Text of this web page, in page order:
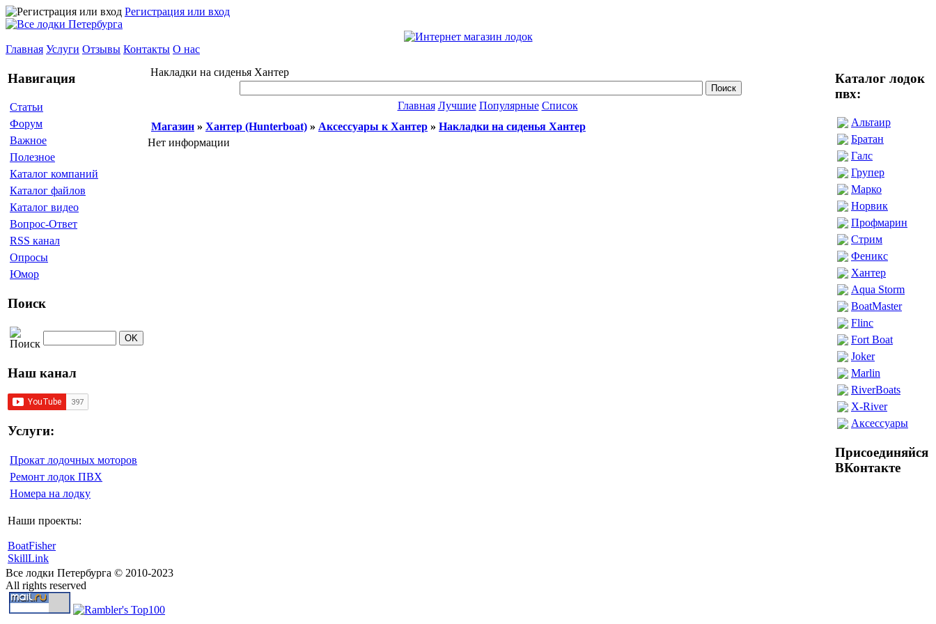
Регистрация или вход
Главная Услуги Отзывы Контакты О нас
Навигация
Статьи
Форум
Важное
Полезное
Каталог компаний
Каталог файлов
Каталог видео
Вопрос-Ответ
RSS канал
Опросы
Юмор
Поиск
Наш канал
Услуги:
Прокат лодочных моторов
Ремонт лодок ПВХ
Номера на лодку
Наши проекты:
BoatFisher
SkillLink
Накладки на сиденья Хантер
Главная Лучшие Популярные Список
Магазин » Хантер (Hunterboat) » Аксессуары к Хантер » Накладки на сиденья Хантер
Нет информации
Каталог лодок
пвх:
Альтаир
Братан
Галс
Групер
Марко
Норвик
Профмарин
Стрим
Феникс
Хантер
Aqua Storm
BoatMaster
Flinc
Fort Boat
Joker
Marlin
RiverBoats
X-River
Аксессуары
Присоединяйся
ВКонтакте
Все лодки Петербурга © 2010-2023
All rights reserved